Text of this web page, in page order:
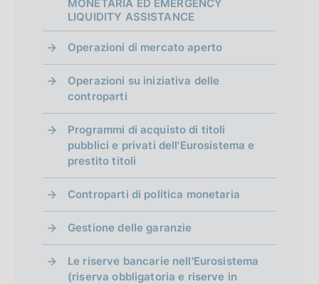
e
MONETARIA ED EMERGENCY
LIQUIDITY ASSISTANCE
Operazioni di mercato aperto
Operazioni su iniziativa delle
controparti
Programmi di acquisto di titoli
pubblici e privati dell'Eurosistema e
prestito titoli
Controparti di politica monetaria
Gestione delle garanzie
Le riserve bancarie nell'Eurosistema
(riserva obbligatoria e riserve in